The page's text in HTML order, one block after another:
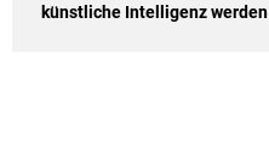
künstliche Intelligenz werden